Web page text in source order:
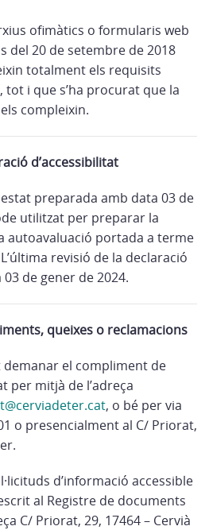
ofimàtics o formularis web
del 20 de setembre de 2018
totalment els requisits
tot i que s’ha procurat que la
compleixin.
d’accessibilitat
preparada amb data 03 de
utilitzat per preparar la
autoavaluació portada a terme
revisió de la declaració
de gener de 2024.
queixes o reclamacions
el compliment de
per mitjà de l’adreça
, o bé per via
o presencialment al C/ Priorat,
d’informació accessible
al Registre de documents
C/ Priorat, 29, 17464 – Cervià